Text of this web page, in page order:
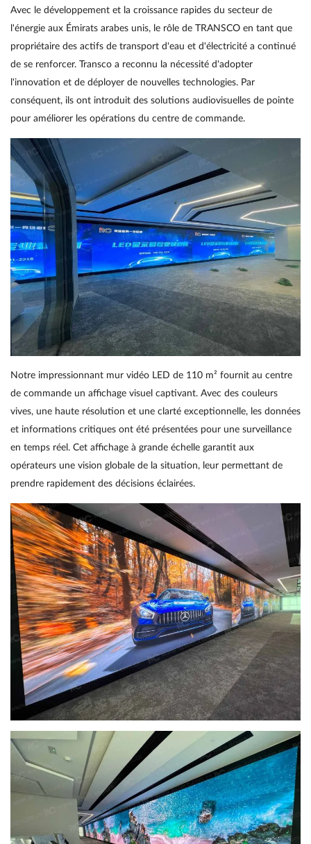
Avec le développement et la croissance rapides du secteur de
l'énergie aux Émirats arabes unis, le rôle de TRANSCO en tant que
propriétaire des actifs de transport d'eau et d'électricité a continué
de se renforcer. Transco a reconnu la nécessité d'adopter
l'innovation et de déployer de nouvelles technologies. Par
conséquent, ils ont introduit des solutions audiovisuelles de pointe
pour améliorer les opérations du centre de commande.
Notre impressionnant mur vidéo LED de 110 m² fournit au centre
de commande un affichage visuel captivant. Avec des couleurs
vives, une haute résolution et une clarté exceptionnelle, les données
et informations critiques ont été présentées pour une surveillance
en temps réel. Cet affichage à grande échelle garantit aux
opérateurs une vision globale de la situation, leur permettant de
prendre rapidement des décisions éclairées.